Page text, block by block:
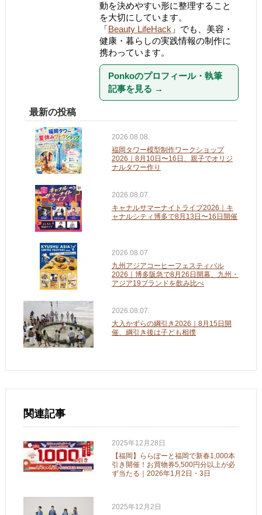
動を決めやすい形に整理すること
を大切にしています。
「Beauty LifeHack 」でも、美容・
健康・暮らしの実践情報の制作に
携わっています。
Ponkoのプロフィール・執筆
記事を見る →
最新の投稿
2026.08.08.
福岡タワー模型制作ワークショップ
2026｜8月10日〜16日、親子でオリジ
ナルタワー作り
2026.08.07.
キャナルサマーナイトライブ2026｜キ
ャナルシティ博多で8月13日〜16日開催
2026.08.07.
九州アジアコーヒーフェスティバル
2026｜博多阪急で8月26日開幕、九州・
アジア19ブランドを飲み比べ
2026.08.07.
大入かずらの綱引き2026｜8月15日開
催、綱引き後は子ども相撲
関連記事
2025年12月28日
【福岡】ららぽーと福岡で新春1,000本
引き開催！お買物券5,500円分以上が必
ず当たる｜2026年1月2日・3日
2025年12月2日